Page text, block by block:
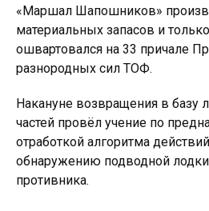
«Маршал Шапошников»
материальных запасов и
ошвартовался на 33 причале
разнородных сил ТОФ.
Накануне возвращения в базу
частей провёл учение по
отработкой алгоритма
обнаружению подводной
противника.